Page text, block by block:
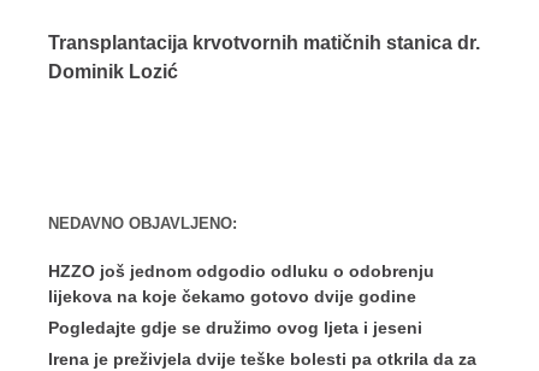
Transplantacija krvotvornih matičnih stanica dr.
Dominik Lozić
NEDAVNO OBJAVLJENO:
HZZO još jednom odgodio odluku o odobrenju
lijekova na koje čekamo gotovo dvije godine
Pogledajte gdje se družimo ovog ljeta i jeseni
Irena je preživjela dvije teške bolesti pa otkrila da za